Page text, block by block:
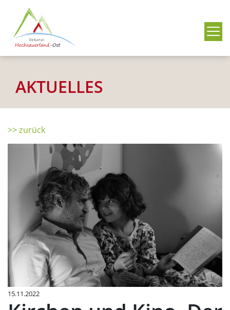
AKTUELLES
>> zurück
15.11.2022